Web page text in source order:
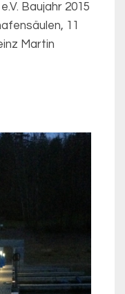
Baujahr 2015
11
Martin